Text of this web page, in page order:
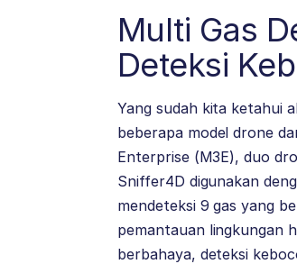
Multi Gas
Deteksi
Yang sudah kita ketahui
beberapa model drone
Enterprise (M3E), duo
Sniffer4D digunakan
mendeteksi 9 gas yang
pemantauan lingkungan
berbahaya, deteksi